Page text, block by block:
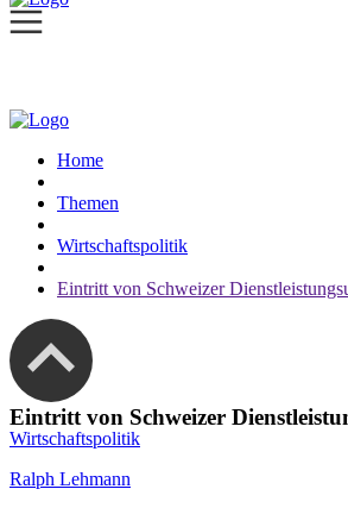
Home
Themen
Wirtschaftspolitik
Eintritt von Schweizer
Eintritt von Schweizer
Wirtschaftspolitik
Ralph Lehmann